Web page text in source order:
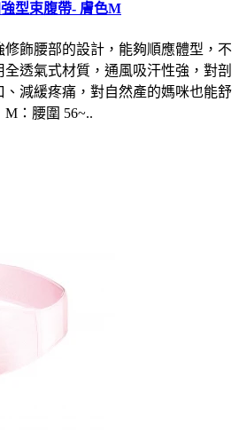
型束腹帶- 膚色M
飾腰部的設計，能夠順應體型，不
透氣式材質，通風吸汗性強，對剖
減緩疼痛，對自然產的媽咪也能舒
：腰圍 56~..